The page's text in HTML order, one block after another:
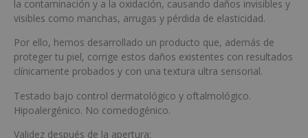
la contaminación y a la oxidación, causando daños invisibles y
visibles como manchas, arrugas y pérdida de elasticidad.
Por ello, hemos desarrollado un producto que, además de
proteger tu piel, corrige estos daños existentes con resultados
clínicamente probados y con una textura ultra sensorial.
Testado bajo control dermatológico y oftalmológico.
Hipoalergénico. No comedogénico.
Validez después de la apertura: